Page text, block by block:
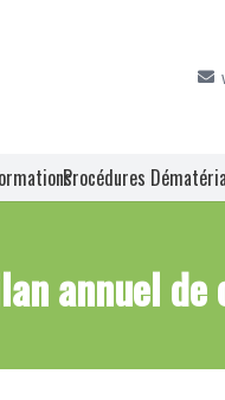
Procédures
annuel